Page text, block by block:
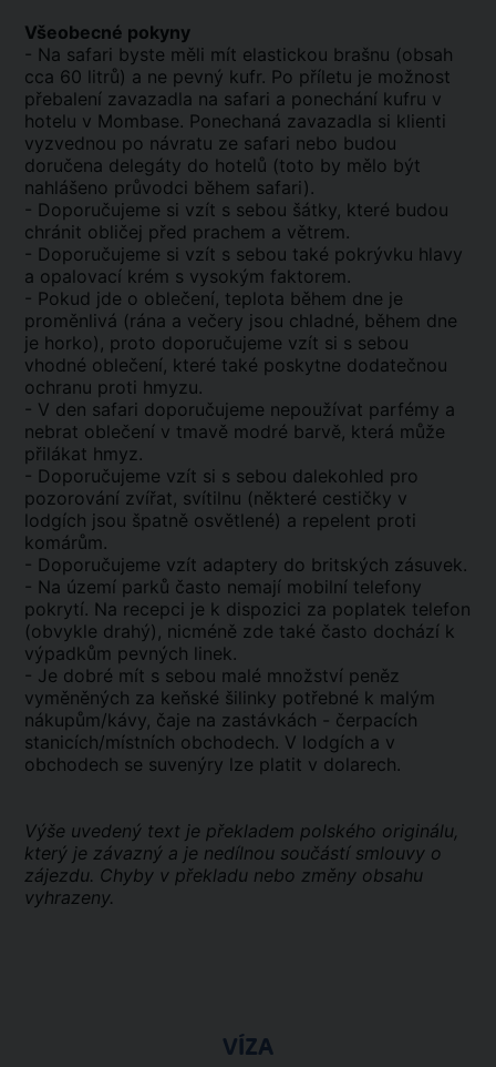
Všeobecné pokyny
- Na safari byste měli mít elastickou brašnu (obsah
cca 60 litrů) a ne pevný kufr. Po příletu je možnost
přebalení zavazadla na safari a ponechání kufru v
hotelu v Mombase. Ponechaná zavazadla si klienti
vyzvednou po návratu ze safari nebo budou
doručena delegáty do hotelů (toto by mělo být
nahlášeno průvodci během safari).
- Doporučujeme si vzít s sebou šátky, které budou
chránit obličej před prachem a větrem.
- Doporučujeme si vzít s sebou také pokrývku hlavy
a opalovací krém s vysokým faktorem.
- Pokud jde o oblečení, teplota během dne je
proměnlivá (rána a večery jsou chladné, během dne
je horko), proto doporučujeme vzít si s sebou
vhodné oblečení, které také poskytne dodatečnou
ochranu proti hmyzu.
- V den safari doporučujeme nepoužívat parfémy a
nebrat oblečení v tmavě modré barvě, která může
přilákat hmyz.
- Doporučujeme vzít si s sebou dalekohled pro
pozorování zvířat, svítilnu (některé cestičky v
lodgích jsou špatně osvětlené) a repelent proti
komárům.
- Doporučujeme vzít adaptery do britských zásuvek.
- Na území parků často nemají mobilní telefony
pokrytí. Na recepci je k dispozici za poplatek telefon
(obvykle drahý), nicméně zde také často dochází k
výpadkům pevných linek.
- Je dobré mít s sebou malé množství peněz
vyměněných za keňské šilinky potřebné k malým
nákupům/kávy, čaje na zastávkách - čerpacích
stanicích/místních obchodech. V lodgích a v
obchodech se suvenýry lze platit v dolarech.
Výše uvedený text je překladem polského originálu,
který je závazný a je nedílnou součástí smlouvy o
zájezdu. Chyby v překladu nebo změny obsahu
vyhrazeny.
VÍZA